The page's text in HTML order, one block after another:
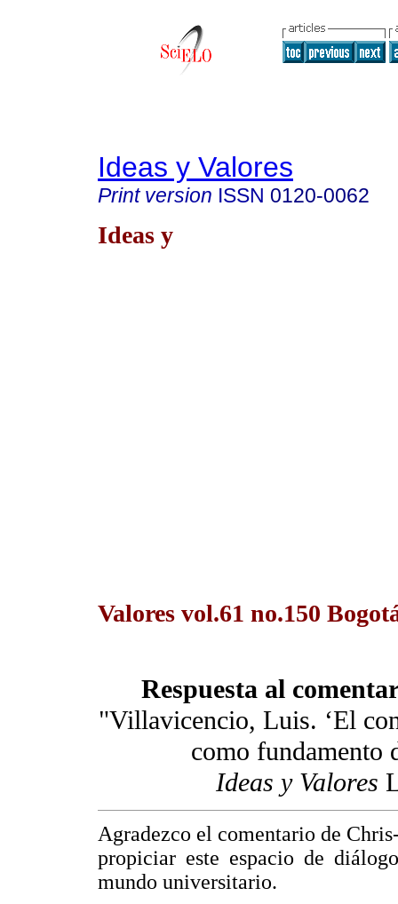
Ideas y Valores
Print version ISSN 0120-0062
Ideas y
Valores vol.61 no.150
Respuesta al
"Villavicencio, Luis. ‘El
como fundamento
Ideas y Valores
Agradezco el comentario de
propiciar este espacio de
mundo universitario.